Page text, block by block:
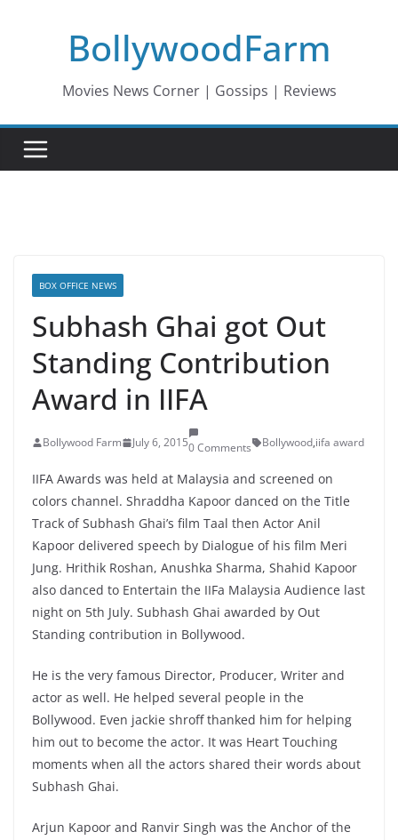
BollywoodFarm
Movies News Corner | Gossips | Reviews
BOX OFFICE NEWS
Subhash Ghai got Out
Standing Contribution
Award in IIFA
Bollywood Farm July 6, 20150 Comments Bollywood,iifa award
IIFA Awards was held at Malaysia and screened on
colors channel. Shraddha Kapoor danced on the Title
Track of Subhash Ghai’s film Taal then Actor Anil
Kapoor delivered speech by Dialogue of his film Meri
Jung. Hrithik Roshan, Anushka Sharma, Shahid Kapoor
also danced to Entertain the IIFa Malaysia Audience last
night on 5th July. Subhash Ghai awarded by Out
Standing contribution in Bollywood.
He is the very famous Director, Producer, Writer and
actor as well. He helped several people in the
Bollywood. Even jackie shroff thanked him for helping
him out to become the actor. It was Heart Touching
moments when all the actors shared their words about
Subhash Ghai.
Arjun Kapoor and Ranvir Singh was the Anchor of the